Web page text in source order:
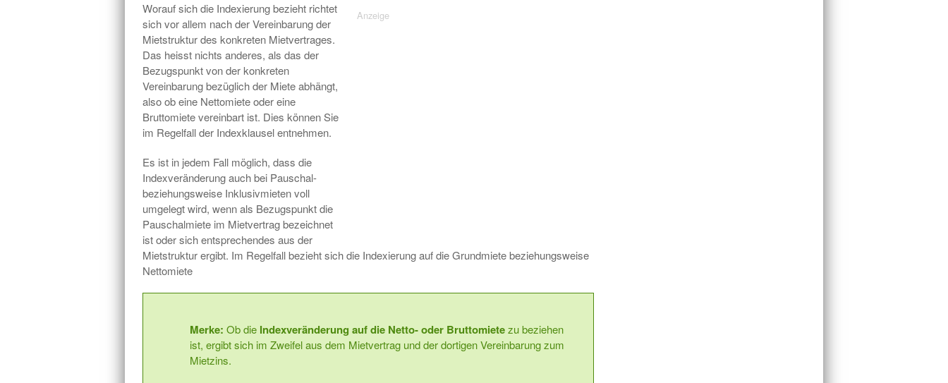
Worauf sich die Indexierung bezieht richtet
sich vor allem nach der Vereinbarung der
Mietstruktur des konkreten Mietvertrages.
Das heisst nichts anderes, als das der
Bezugspunkt von der konkreten
Vereinbarung bezüglich der Miete abhängt,
also ob eine Nettomiete oder eine
Bruttomiete vereinbart ist. Dies können Sie
im Regelfall der Indexklausel entnehmen.
Es ist in jedem Fall möglich, dass die
Indexveränderung auch bei Pauschal-
beziehungsweise Inklusivmieten voll
umgelegt wird, wenn als Bezugspunkt die
Pauschalmiete im Mietvertrag bezeichnet
ist oder sich entsprechendes aus der
Mietstruktur ergibt. Im Regelfall bezieht sich die Indexierung auf die Grundmiete beziehungsweise
Nettomiete
Merke: Ob die Indexveränderung auf die Netto- oder Bruttomietezu beziehen
ist, ergibt sich im Zweifel aus dem Mietvertrag und der dortigen Vereinbarung zum
Mietzins.